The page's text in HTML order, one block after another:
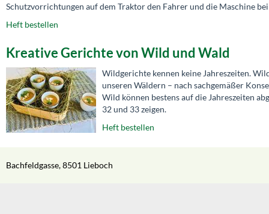
Schutzvorrichtungen auf dem Traktor den Fahrer und die Maschine
Heft bestellen
Kreative Gerichte von Wild und Wald
Wildgerichte kennen keine Jahreszeiten.
unseren Wäldern – nach sachgemäßer
Wild können bestens auf die Jahreszeiten
32 und 33 zeigen.
Heft bestellen
Bachfeldgasse, 8501 Lieboch